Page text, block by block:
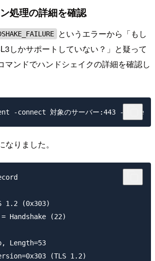
処理の詳細を確認
というエラーから「もし
しかサポートしていない？」と疑って
マンドでハンドシェイクの詳細を確認し
りました。
1.2 (0x303)
Handshake (22)
Length=53
(TLS 1.2)